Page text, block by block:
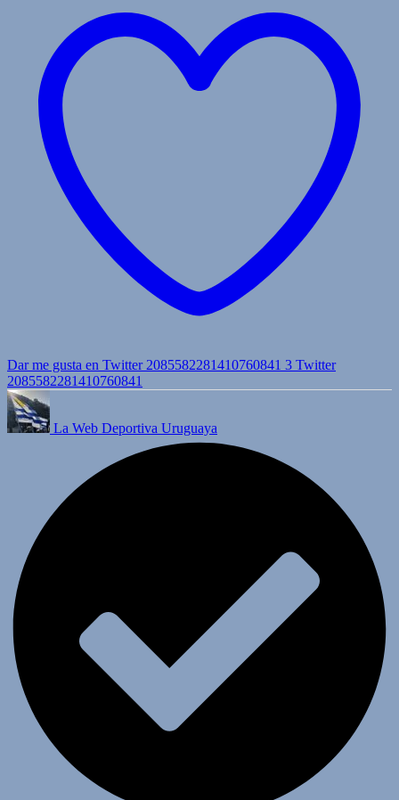
Dar me gusta en Twitter 2085582281410760841 3 Twitter
2085582281410760841
La Web Deportiva Uruguaya